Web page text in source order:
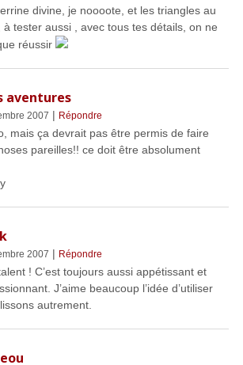
divine, je noooote, et les triangles au
à tester aussi , avec tous tes détails, on ne
réussir
aventures
2007 | Répondre
mais ça devrait pas être permis de faire
pareilles!! ce doit être absolument
2007 | Répondre
! C’est toujours aussi appétissant et
J’aime beaucoup l’idée d’utiliser
autrement.